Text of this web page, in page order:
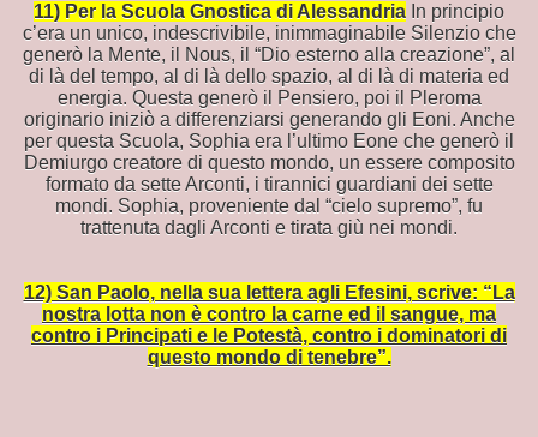
11) Per la Scuola Gnostica di Alessandria In principio
c’era un unico, indescrivibile, inimmaginabile Silenzio che
generò la Mente, il Nous, il “Dio esterno alla creazione”, al
di là del tempo, al di là dello spazio, al di là di materia ed
energia. Questa generò il Pensiero, poi il Pleroma
originario iniziò a differenziarsi generando gli Eoni. Anche
per questa Scuola, Sophia era l’ultimo Eone che generò il
Demiurgo creatore di questo mondo, un essere composito
formato da sette Arconti, i tirannici guardiani dei sette
mondi. Sophia, proveniente dal “cielo supremo”, fu
trattenuta dagli Arconti e tirata giù nei mondi.
12) San Paolo, nella sua lettera agli Efesini, scrive: “La
nostra lotta non è contro la carne ed il sangue, ma
contro i Principati e le Potestà, contro i dominatori di
questo mondo di tenebre”.
DAGLI DEI
invisibili di questo mondo
Bibbia